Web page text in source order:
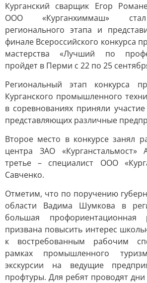
Курганский сварщик Егор
ООО «Курганхиммаш»
регионального этапа и
финале Всероссийского конкурса
мастерства «Лучший по
пройдет в Перми с 22 по 25
Региональный этап конкурса
Курганского промышленного
в соревнованиях приняли
представляющих различные
Второе место в конкурсе занял
центра ЗАО «Курганстальмост»
третье – специалист ООО
Савченко.
Отметим, что по поручению
области Вадима Шумкова в
большая профориентационная
призвана повысить интерес
к востребованным рабочим
рамках промышленного
экскурсии на ведущие
профтуры. Для ребят проводят